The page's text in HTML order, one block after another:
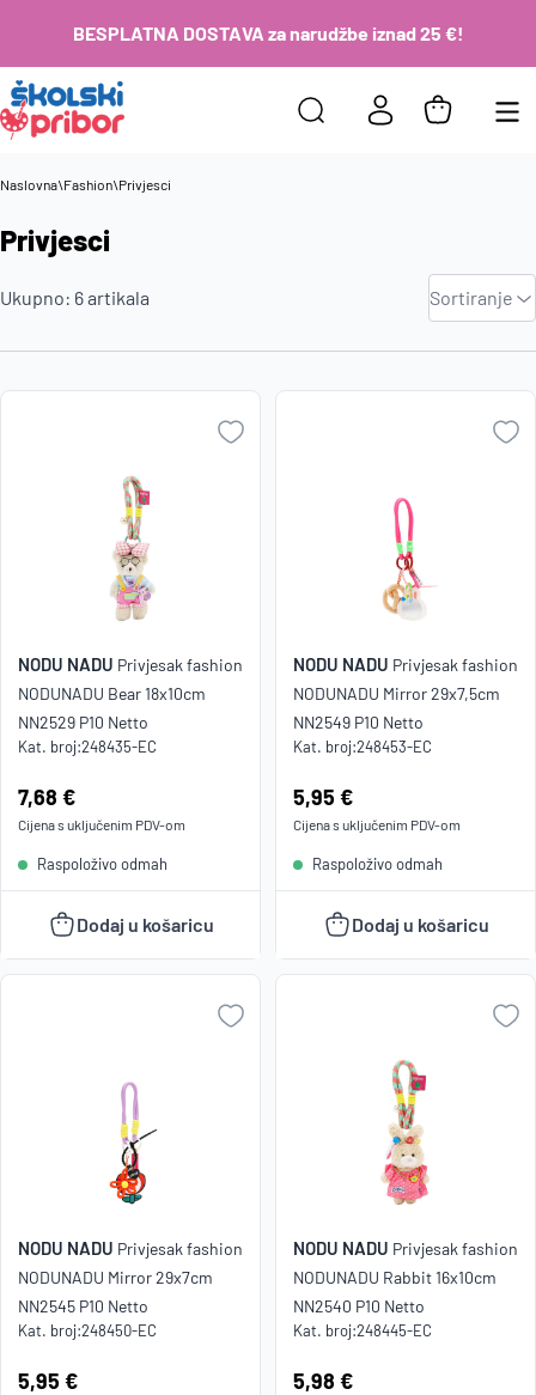
BESPLATNA DOSTAVA za narudžbe iznad 25 €!
Naslovna\Fashion\Privjesci
Privjesci
Ukupno: 6artikala Sortiranje
Zadano
Najviša
cijena
Najniža
NODU NADU Privjesak fashion
NODUNADU Bear 18x10cm
NN2529 P10 Netto
Kat. broj:248435-EC
Cijena:
7,68 €
Cijena s uključenim PDV-om
Raspoloživo odmah
Dodaj u košaricu
NODU NADU Privjesak fashion
NODUNADU Mirror 29x7,5cm
NN2549 P10 Netto
Kat. broj:248453-EC
Cijena:
5,95 €
Cijena s uključenim PDV-om
Raspoloživo odmah
Dodaj u košaricu
NODU NADU Privjesak fashion
NODUNADU Mirror 29x7cm
NN2545 P10 Netto
Kat. broj:248450-EC
Cijena:
5,95 €
NODU NADU Privjesak fashion
NODUNADU Rabbit 16x10cm
NN2540 P10 Netto
Kat. broj:248445-EC
Cijena:
5,98 €